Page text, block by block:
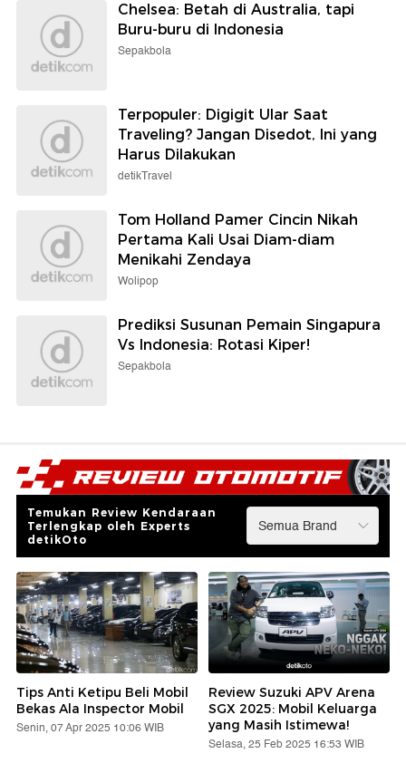
Chelsea: Betah di Australia, tapi
Buru-buru di Indonesia
Sepakbola
Terpopuler: Digigit Ular Saat
Traveling? Jangan Disedot, Ini yang
Harus Dilakukan
detikTravel
Tom Holland Pamer Cincin Nikah
Pertama Kali Usai Diam-diam
Menikahi Zendaya
Wolipop
Prediksi Susunan Pemain Singapura
Vs Indonesia: Rotasi Kiper!
Sepakbola
Temukan Review Kendaraan
Terlengkap oleh Experts
detikOto
Tips Anti Ketipu Beli Mobil
Bekas Ala Inspector Mobil
Senin, 07 Apr 2025 10:06 WIB
Review Suzuki APV Arena
SGX 2025: Mobil Keluarga
yang Masih Istimewa!
Selasa, 25 Feb 2025 16:53 WIB